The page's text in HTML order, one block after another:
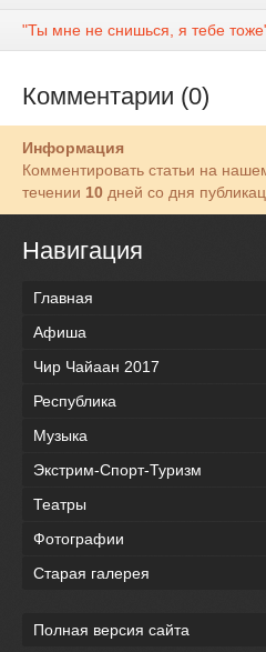
"Ты мне не снишься, я тебе
Комментарии (0)
Информация
Комментировать статьи на
течении 10 дней со дня
Навигация
Главная
Афиша
Чир Чайаан 2017
Республика
Музыка
Экстрим-Спорт-Туризм
Театры
Фотографии
Старая галерея
Полная версия сайта